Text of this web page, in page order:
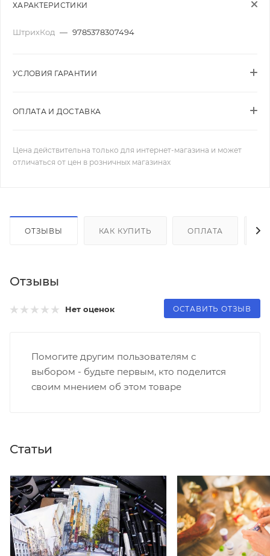
ХАРАКТЕРИСТИКИ
ШтрихКод — 9785378307494
УСЛОВИЯ ГАРАНТИИ
ОПЛАТА И ДОСТАВКА
Цена действительна только для интернет-магазина и может
отличаться от цен в розничных магазинах
ОТЗЫВЫ КАК КУПИТЬ ОПЛАТА
Отзывы
Нет оценок ОСТАВИТЬ ОТЗЫВ
Помогите другим пользователям с
выбором - будьте первым, кто поделится
своим мнением об этом товаре
Статьи